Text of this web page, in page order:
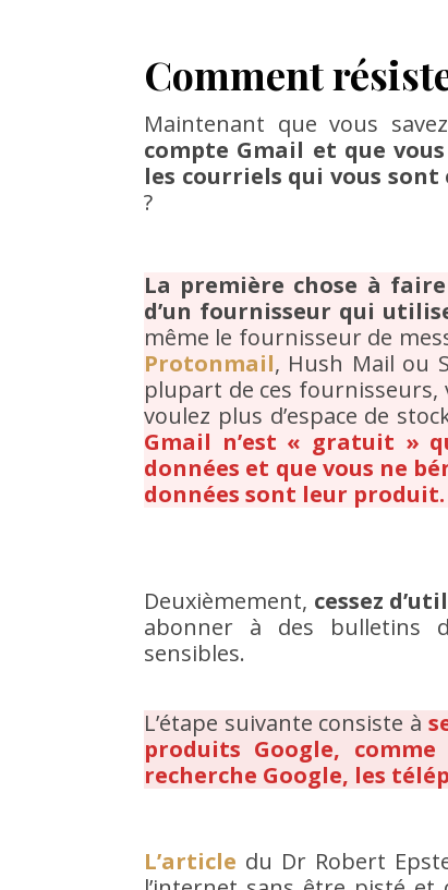
Comment
Maintenant que vous
compte Gmail et que
les courriels qui vous sont
?
La première chose à
d’un fournisseur qui
même le fournisseur de
Protonmail, Hush Mail ou
plupart de ces fournisseurs,
voulez plus d’espace de
Gmail n’est « gratuit »
données et que vous ne
données sont leur produit.
Deuxièmement, cessez
abonner à des bulletins
sensibles.
L’étape suivante consiste à
produits Google,
recherche Google, les
L’article du Dr Robert